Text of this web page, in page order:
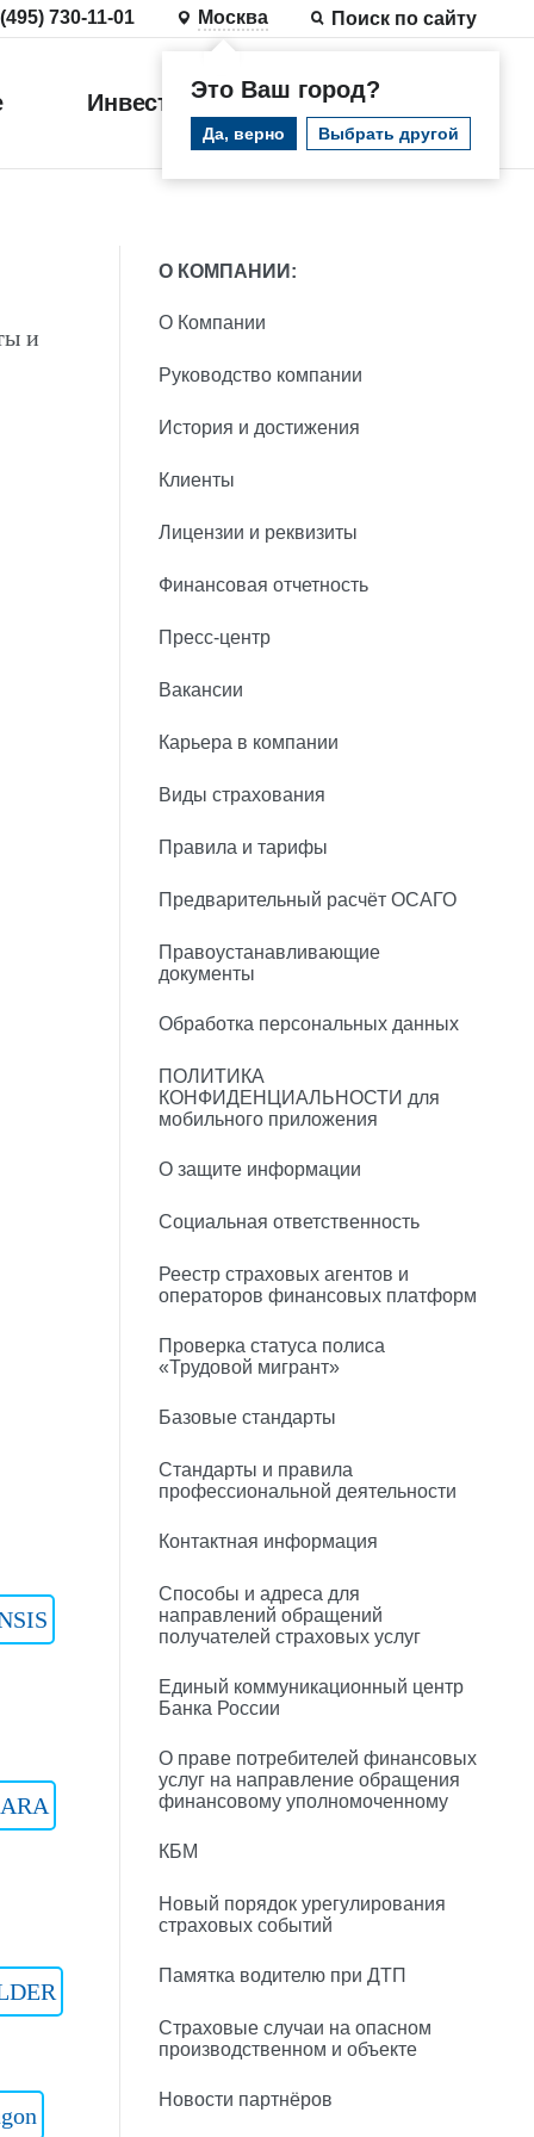
730-11-01 Москва
Это Ваш город?
Да, верно Выбрать другой
Поиск по сайту
Инвестиции
и
О КОМПАНИИ:
О Компании
Руководство компании
История и достижения
Клиенты
Лицензии и реквизиты
Финансовая отчетность
Пресс-центр
Вакансии
Карьера в компании
Виды страхования
Правила и тарифы
Предварительный расчёт ОСАГО
Правоустанавливающие
документы
Обработка персональных данных
ПОЛИТИКА
КОНФИДЕНЦИАЛЬНОСТИ для
мобильного приложения
О защите информации
Социальная ответственность
Реестр страховых агентов и
операторов финансовых платформ
Проверка статуса полиса
«Трудовой мигрант»
Базовые стандарты
Стандарты и правила
профессиональной деятельности
Контактная информация
Способы и адреса для
направлений обращений
получателей страховых услуг
Единый коммуникационный центр
Банка России
О праве потребителей финансовых
услуг на направление обращения
финансовому уполномоченному
КБМ
Новый порядок урегулирования
страховых событий
Памятка водителю при ДТП
Страховые случаи на опасном
производственном и объекте
Новости партнёров